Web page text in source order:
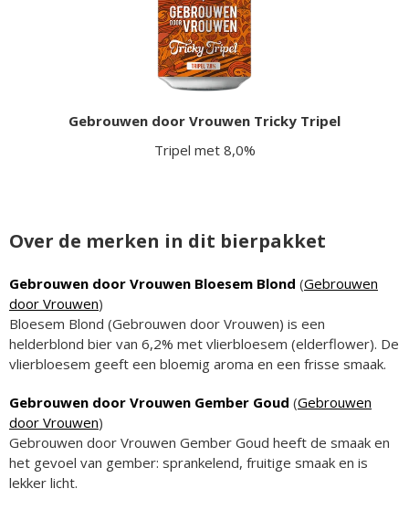
Gebrouwen door Vrouwen Tricky Tripel
Tripel met 8,0%
Over de merken in dit bierpakket
Gebrouwen door Vrouwen Bloesem Blond (Gebrouwen
door Vrouwen)
Bloesem Blond (Gebrouwen door Vrouwen) is een
helderblond bier van 6,2% met vlierbloesem (elderflower). De
vlierbloesem geeft een bloemig aroma en een frisse smaak.
Gebrouwen door Vrouwen Gember Goud (Gebrouwen
door Vrouwen)
Gebrouwen door Vrouwen Gember Goud heeft de smaak en
het gevoel van gember: sprankelend, fruitige smaak en is
lekker licht.